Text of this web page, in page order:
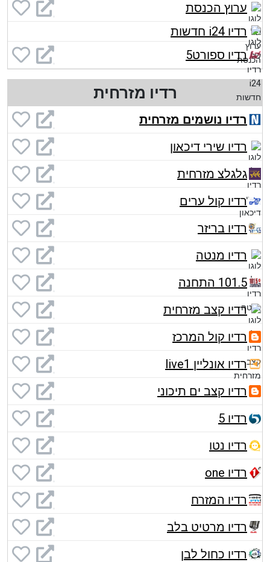
ערוץ הכנסת
רדיו i24 חדשות
רדיו ספורט5
רדיו מזרחית
רדיו נושמים מזרחית
רדיו שירי דיכאון
גלגלצ מזרחית
רדיו קול ערים
רדיו בריזר
רדיו מנטה
101.5 התחנה
רדיו קצב מזרחית
רדיו קול המרכז
רדיו אונליין live1
רדיו קצב ים תיכוני
רדיו 5
רדיו נטו
רדיו one
רדיו המזרח
רדיו מרטיט בלב
רדיו כחול לבן